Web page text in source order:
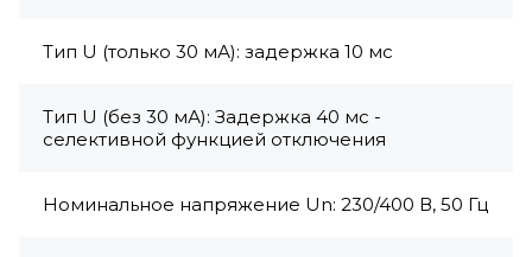
Тип U (только 30 мА): задержка 10 мс
Тип U (без 30 мА): Задержка 40 мс -
селективной функцией отключения
Номинальное напряжение Un: 230/400 В, 50 Гц